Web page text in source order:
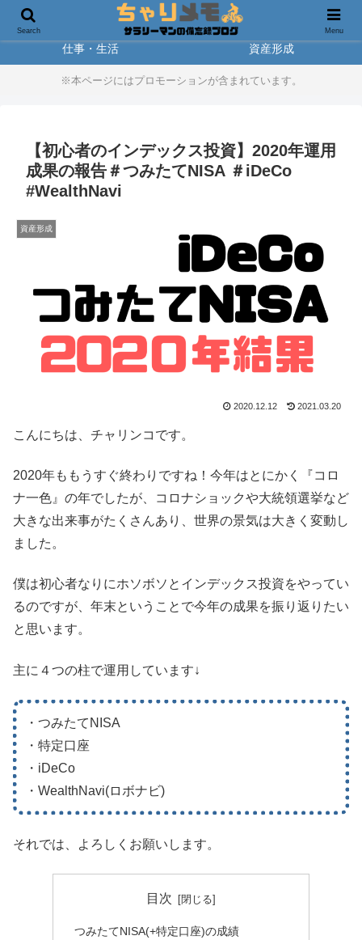
製品レビュー
仕事・生活 資産形成
※本ページにはプロモーションが含まれています。
【初心者のインデックス投資】2020年運用
成果の報告＃つみたてNISA ＃iDeCo
#WealthNavi
資産形成
2020.12.12 2021.03.20
こんにちは、チャリンコです。
2020年ももうすぐ終わりですね！今年はとにかく『コロ
ナ一色』の年でしたが、コロナショックや大統領選挙など
大きな出来事がたくさんあり、世界の景気は大きく変動し
ました。
僕は初心者なりにホソボソとインデックス投資をやってい
るのですが、年末ということで今年の成果を振り返りたい
と思います。
主に４つの柱で運用しています↓
・つみたてNISA
・特定口座
・iDeCo
・WealthNavi(ロボナビ)
それでは、よろしくお願いします。
目次
つみたてNISA(+特定口座)の成績
Search Menu